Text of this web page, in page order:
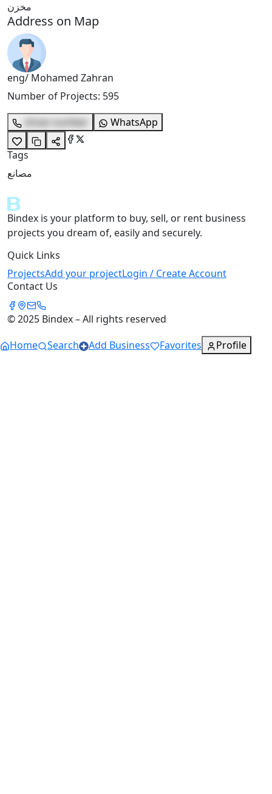
مخزن
Address on Map
eng/ Mohamed Zahran
Number of Projects: 595
show number
WhatsApp
Tags
مصانع
Bindex is your platform to buy, sell, or rent business
projects you dream of, easily and securely.
Quick Links
ProjectsAdd your projectLogin / Create Account
Contact Us
© 2025 Bindex – All rights reserved
Home
Search Add Business Favorites Profile